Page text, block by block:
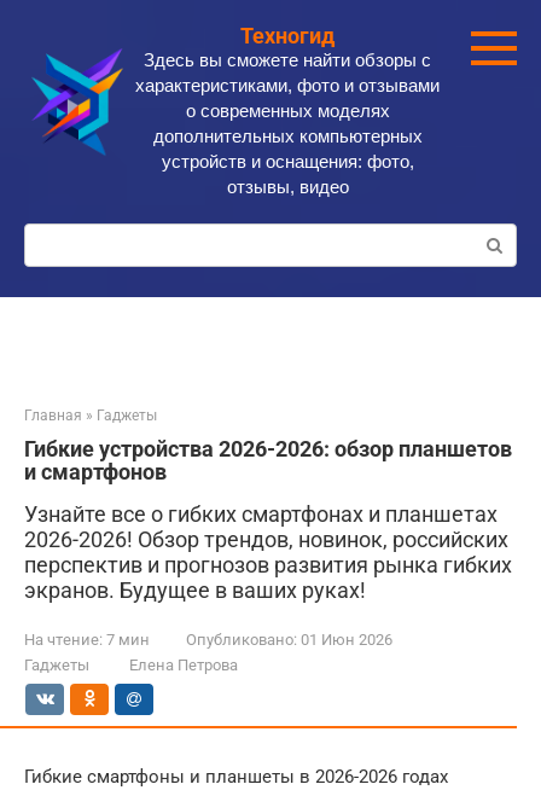
контенту
Техногид
Здесь вы сможете найти обзоры с
характеристиками, фото и отзывами
о современных моделях
дополнительных компьютерных
устройств и оснащения: фото,
отзывы, видео
Поиск:
Главная » Гаджеты
Гибкие устройства 2026-2026: обзор планшетов
и смартфонов
Узнайте все о гибких смартфонах и планшетах
2026-2026! Обзор трендов, новинок, российских
перспектив и прогнозов развития рынка гибких
экранов. Будущее в ваших руках!
На чтение: 7 мин Опубликовано: 01 Июн 2026
Гаджеты
Елена Петрова
Гибкие смартфоны и планшеты в 2026-2026 годах